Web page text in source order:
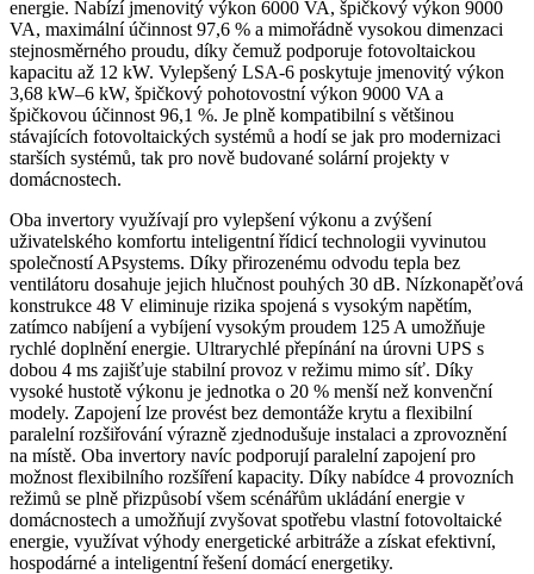
energie. Nabízí jmenovitý výkon 6000 VA, špičkový výkon 9000
VA, maximální účinnost 97,6 % a mimořádně vysokou dimenzaci
stejnosměrného proudu, díky čemuž podporuje fotovoltaickou
kapacitu až 12 kW. Vylepšený LSA-6 poskytuje jmenovitý výkon
3,68 kW–6 kW, špičkový pohotovostní výkon 9000 VA a
špičkovou účinnost 96,1 %. Je plně kompatibilní s většinou
stávajících fotovoltaických systémů a hodí se jak pro modernizaci
starších systémů, tak pro nově budované solární projekty v
domácnostech.
Oba invertory využívají pro vylepšení výkonu a zvýšení
uživatelského komfortu inteligentní řídicí technologii vyvinutou
společností APsystems. Díky přirozenému odvodu tepla bez
ventilátoru dosahuje jejich hlučnost pouhých 30 dB. Nízkonapěťová
konstrukce 48 V eliminuje rizika spojená s vysokým napětím,
zatímco nabíjení a vybíjení vysokým proudem 125 A umožňuje
rychlé doplnění energie. Ultrarychlé přepínání na úrovni UPS s
dobou 4 ms zajišťuje stabilní provoz v režimu mimo síť. Díky
vysoké hustotě výkonu je jednotka o 20 % menší než konvenční
modely. Zapojení lze provést bez demontáže krytu a flexibilní
paralelní rozšiřování výrazně zjednodušuje instalaci a zprovoznění
na místě. Oba invertory navíc podporují paralelní zapojení pro
možnost flexibilního rozšíření kapacity. Díky nabídce 4 provozních
režimů se plně přizpůsobí všem scénářům ukládání energie v
domácnostech a umožňují zvyšovat spotřebu vlastní fotovoltaické
energie, využívat výhody energetické arbitráže a získat efektivní,
hospodárné a inteligentní řešení domácí energetiky.